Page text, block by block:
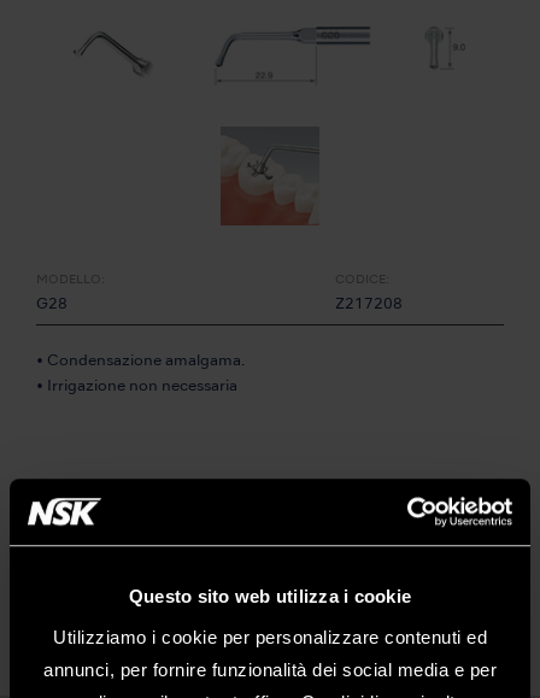
Questo sito web utilizza i cookie
Utilizziamo i cookie per personalizzare contenuti ed
annunci, per fornire funzionalità dei social media e per
MODELLO:
G28
CODICE:
Z217208
• Condensazione amalgama.
• Irrigazione non necessaria